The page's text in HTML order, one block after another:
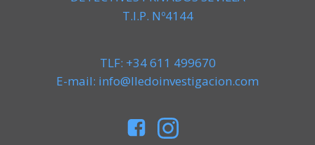
T.I.P. Nº4144
TLF: +34 611 499670
E-mail: info@lledoinvestigacion.com